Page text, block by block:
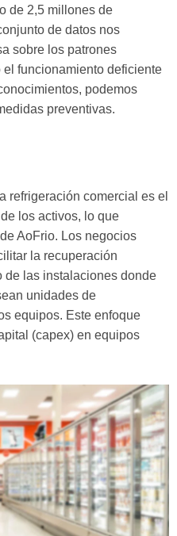
de 2,5 millones de
de datos nos
sobre los patrones
funcionamiento deficiente
podemos
preventivas.
refrigeración comercial es el
los activos, lo que
AoFrio. Los negocios
la recuperación
de las instalaciones donde
unidades de
equipos. Este enfoque
(capex) en equipos